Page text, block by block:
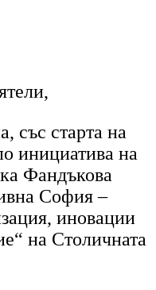
със старта на
инициатива на
Фандъкова
София –
иновации
на Столичната